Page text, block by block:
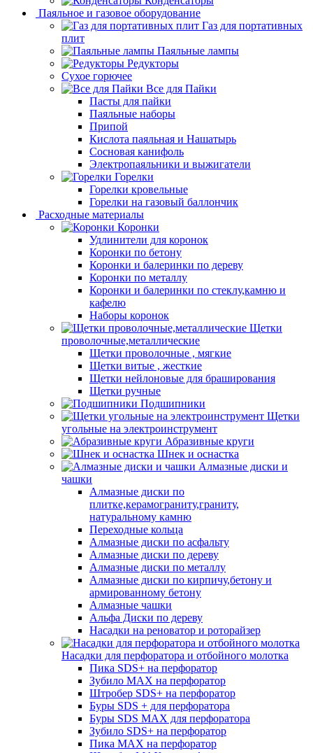
Паяльное и газовое оборудование
Газ для портативных
плит
Паяльные лампы
Редукторы
Сухое горючее
Все для Пайки
Пасты для пайки
Паяльные наборы
Припой
Кислота паяльная и Нашатырь
Сосновая канифоль
Электропаяльники и выжигатели
Горелки
Горелки кровельные
Горелки на газовый баллончик
Расходные материалы
Коронки
Удлинители для коронок
Коронки по бетону
Коронки и балеринки по дереву
Коронки по металлу
Коронки и балеринки по стеклу,камню и
кафелю
Наборы коронок
Щетки
проволочные,металлические
Щетки проволочные , мягкие
Щетки витые , жесткие
Щетки нейлоновые для браширования
Щетки ручные
Подшипники
Щетки
угольные на электроинструмент
Абразивные круги
Шнек и оснастка
Алмазные диски и
чашки
Алмазные диски по
плитке,керамограниту,граниту,
натуральному камню
Переходные кольца
Алмазные диски по асфальту
Алмазные диски по дереву
Алмазные диски по металлу
Алмазные диски по кирпичу,бетону и
армированному бетону
Алмазные чашки
Альфа Диски по дереву
Насадки на реноватор и роторайзер
Насадки для перфоратора и отбойного молотка
Пика SDS+ на перфоратор
Зубило MAX на перфоратор
Штробер SDS+ на перфоратор
Буры SDS + для перфоратора
Буры SDS MAX для перфоратора
Зубило SDS+ на перфоратор
Пика MAX на перфоратор